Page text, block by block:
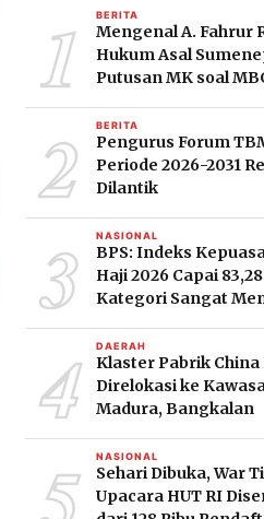
1 BERITA
Mengenal A. Fahrur
Hukum Asal
Putusan MK soal
2 BERITA
Pengurus Forum
Periode 2026-2031
Dilantik
3 NASIONAL
BPS: Indeks
Haji 2026 Capai
Kategori Sangat
4 DAERAH
Klaster Pabrik
Direlokasi ke
Madura, Bangkalan
NASIONAL
Sehari Dibuka, War
Upacara HUT RI